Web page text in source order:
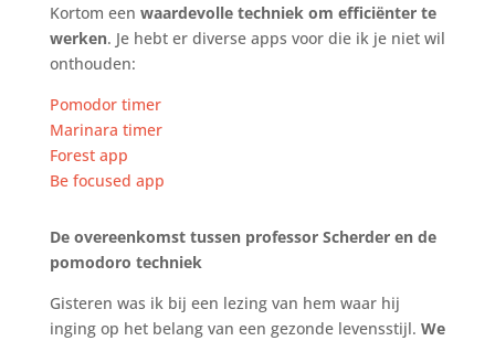
Kortom een waardevolle techniek om efficiënter te
werken. Je hebt er diverse apps voor die ik je niet wil
onthouden:
Pomodor timer
Marinara timer
Forest app
Be focused app
De overeenkomst tussen professor Scherder en de
pomodoro techniek
Gisteren was ik bij een lezing van hem waar hij
inging op het belang van een gezonde levensstijl. We